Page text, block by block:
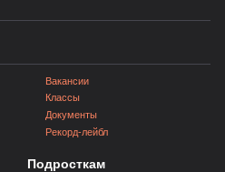
Вакансии
Классы
Документы
Рекорд-лейбл
Подросткам